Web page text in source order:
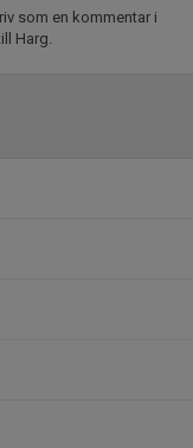
som en kommentar i
Harg.